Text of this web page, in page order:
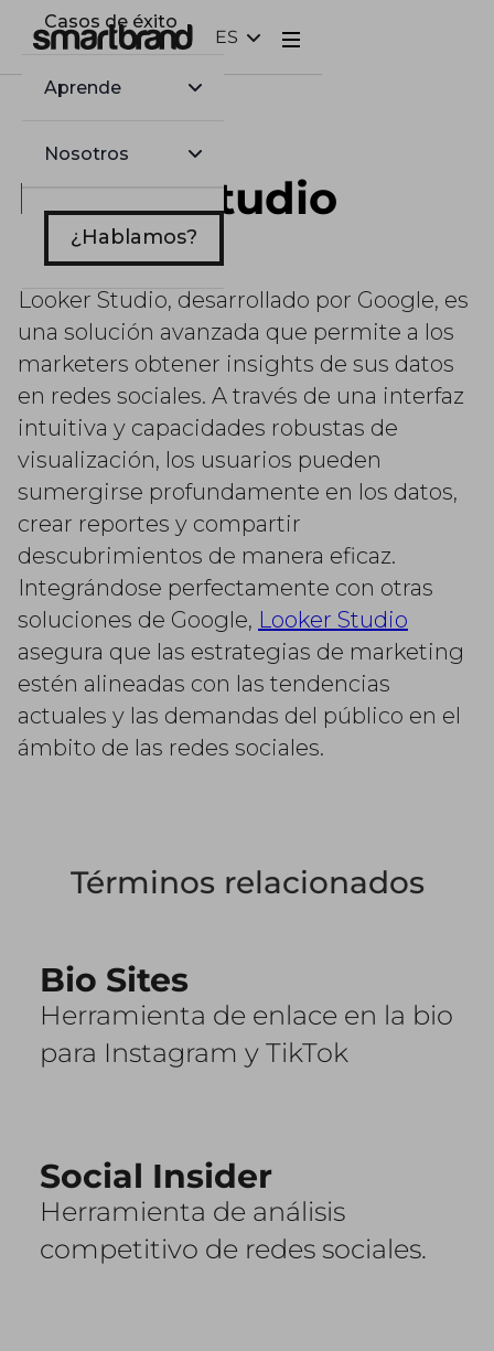
Casos de éxito
Aprende
Nosotros
¿Hablamos?
ES
Looker Studio
Looker Studio, desarrollado por Google, es
una solución avanzada que permite a los
marketers obtener insights de sus datos
en redes sociales. A través de una interfaz
intuitiva y capacidades robustas de
visualización, los usuarios pueden
sumergirse profundamente en los datos,
crear reportes y compartir
descubrimientos de manera eficaz.
Integrándose perfectamente con otras
soluciones de Google, Looker Studio
asegura que las estrategias de marketing
estén alineadas con las tendencias
actuales y las demandas del público en el
ámbito de las redes sociales.
Términos relacionados
Bio Sites
Herramienta de enlace en la bio
para Instagram y TikTok
Social Insider
Herramienta de análisis
competitivo de redes sociales.